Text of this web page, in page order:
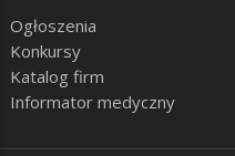
Ogłoszenia
Konkursy
Katalog firm
Informator medyczny